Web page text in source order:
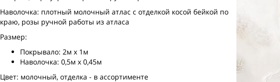
Наволочка: плотный молочный атлас с отделкой косой бейкой по
краю, розы ручной работы из атласа
Размер:
Покрывало: 2м х 1м
Наволочка: 0,5м х 0,45м
Цвет: молочный, отделка - в ассортименте